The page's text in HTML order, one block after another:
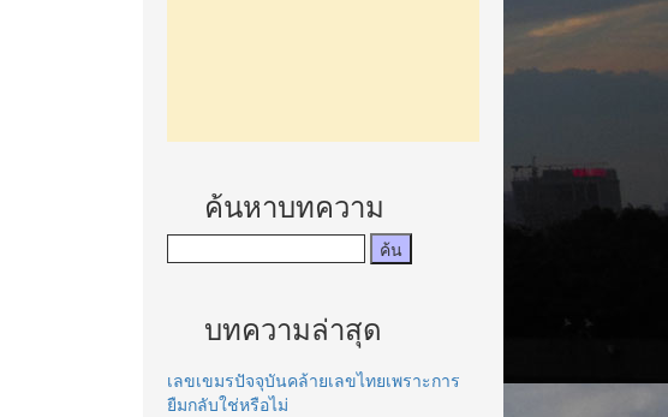
ค้นหาบทความ
บทความล่าสุด
เลขเขมรปัจจุบันคล้ายเลขไทยเพราะการ
ยืมกลับใช่หรือไม่